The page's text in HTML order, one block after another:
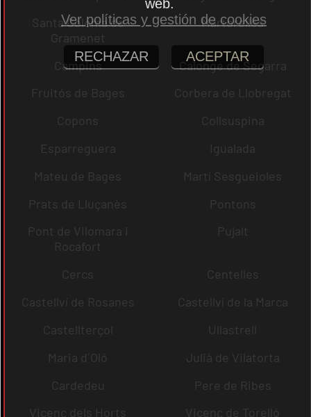
Santa Coloma de
Gramenet
Martorelles
Campins
Calonge de Segarra
Fruitós de Bages
Corbera de Llobregat
Copons
Collsuspina
Esparreguera
Igualada
Mateu de Bages
Martí Sesgueioles
Prats de Lluçanès
Pontons
Pont de Vilomara i
Rocafort
Pujalt
Cercs
Centelles
Castellví de Rosanes
Castellví de la Marca
Castellterçol
Ullastrell
Maria d´Oló
Julià de Vilatorta
Cardedeu
Pere de Ribes
Vicenç dels Horts
Vicenç de Torelló
web.
Ver políticas y gestión de cookies
RECHAZAR ACEPTAR